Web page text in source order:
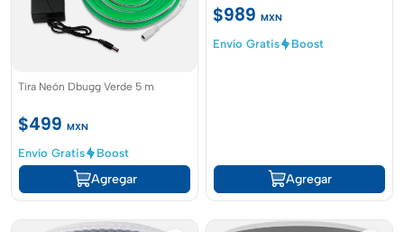
Tira Neón Dbugg Verde 5 m
$499 MXN
Envío Gratis
Boost
Agregar
$989 MXN
Envío Gratis
Boost
Agregar